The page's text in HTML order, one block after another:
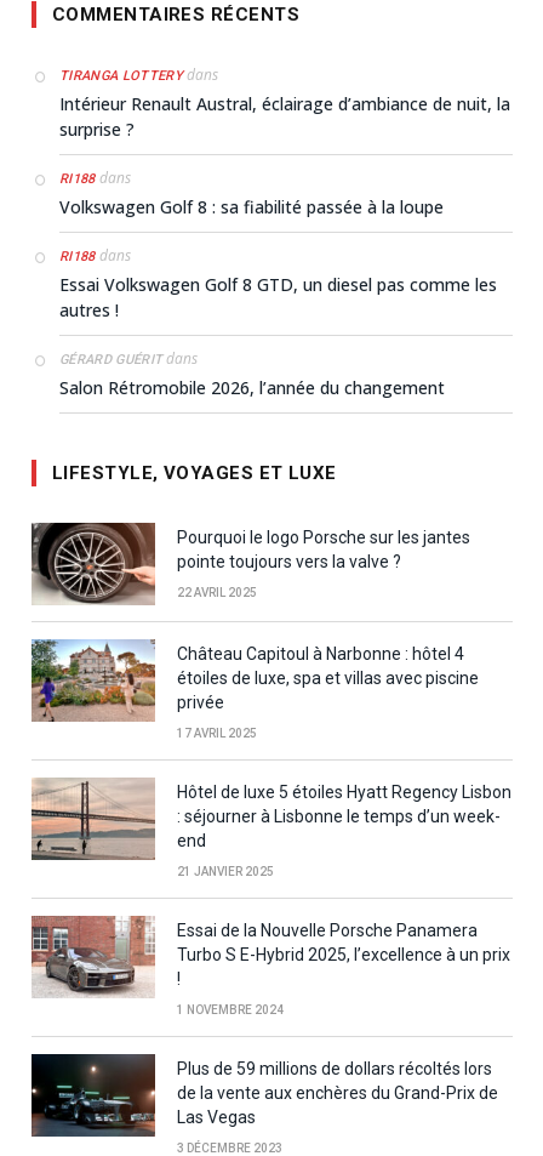
COMMENTAIRES RÉCENTS
TIRANGA LOTTERYdans
Intérieur Renault Austral, éclairage d’ambiance de nuit, la
surprise ?
RI188dans
Volkswagen Golf 8 : sa fiabilité passée à la loupe
RI188dans
Essai Volkswagen Golf 8 GTD, un diesel pas comme les
autres !
GÉRARD GUÉRITdans
Salon Rétromobile 2026, l’année du changement
LIFESTYLE, VOYAGES ET LUXE
Pourquoi le logo Porsche sur les jantes
pointe toujours vers la valve ?
22 AVRIL 2025
Château Capitoul à Narbonne : hôtel 4
étoiles de luxe, spa et villas avec piscine
privée
17 AVRIL 2025
Hôtel de luxe 5 étoiles Hyatt Regency Lisbon
: séjourner à Lisbonne le temps d’un week-
end
21 JANVIER 2025
Essai de la Nouvelle Porsche Panamera
Turbo S E-Hybrid 2025, l’excellence à un prix
!
1 NOVEMBRE 2024
Plus de 59 millions de dollars récoltés lors
de la vente aux enchères du Grand-Prix de
Las Vegas
3 DÉCEMBRE 2023